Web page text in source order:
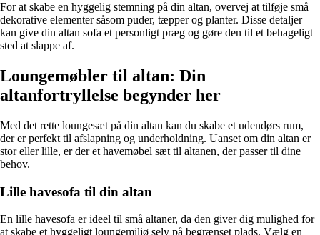
For at skabe en hyggelig stemning på din altan, overvej at tilføje små
dekorative elementer såsom puder, tæpper og planter. Disse detaljer
kan give din altan sofa et personligt præg og gøre den til et behageligt
sted at slappe af.
Loungemøbler til altan: Din
altanfortryllelse begynder her
Med det rette loungesæt på din altan kan du skabe et udendørs rum,
der er perfekt til afslapning og underholdning. Uanset om din altan er
stor eller lille, er der et havemøbel sæt til altanen, der passer til dine
behov.
Lille havesofa til din altan
En lille havesofa er ideel til små altaner, da den giver dig mulighed for
at skabe et hyggeligt loungemiljø selv på begrænset plads. Vælg en